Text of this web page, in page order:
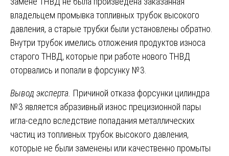
владельцем промывка топливных трубок высокого
давления, а старые трубки были установлены обратно.
Внутри трубок имелись отложения продуктов износа
старого ТНВД, которые при работе нового ТНВД
оторвались и попали в форсунку №3.
Вывод эксперта. Причиной отказа форсунки цилиндра
№3 является абразивный износ прецизионной пары
игла-седло вследствие попадания металлических
частиц из топливных трубок высокого давления,
которые не были заменены или качественно промыты